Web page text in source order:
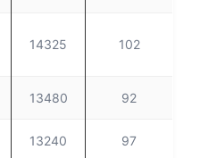
14325 102
13480 92
13240 97